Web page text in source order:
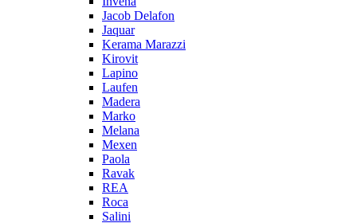
Jacob Delafon
Jaquar
Kerama Marazzi
Kirovit
Lapino
Laufen
Madera
Marko
Melana
Mexen
Paola
Ravak
REA
Roca
Salini